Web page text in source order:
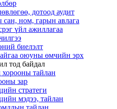
дотоод аудит
сан, ном, гарын авлага
үйл ажиллагаа
биелэлт
оюуны өмчийн эрх
тод байдал
хорооны тайлан
зар
стратеги
мэдээ, тайлан
тайлан